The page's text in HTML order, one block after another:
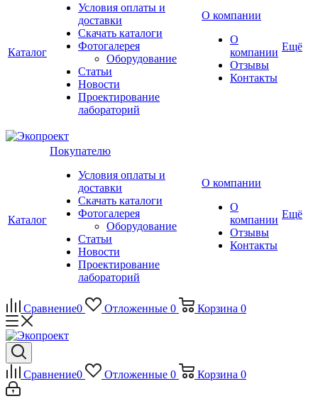
Каталог
Условия оплаты и
доставки
Скачать каталоги
Фотогалерея
Оборудование
Статьи
Новости
Проектирование
лабораторий
О компании
О
компании
Отзывы
Контакты
Ещё
Каталог
Покупателю
Условия оплаты и
доставки
Скачать каталоги
Фотогалерея
Оборудование
Статьи
Новости
Проектирование
лабораторий
О компании
О
компании
Отзывы
Контакты
Ещё
Сравнение0 Отложенные 0 Корзина 0
Сравнение0 Отложенные 0 Корзина 0